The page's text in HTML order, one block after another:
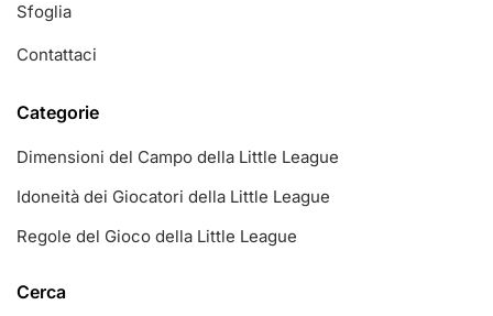
Sfoglia
Contattaci
Categorie
Dimensioni del Campo della Little League
Idoneità dei Giocatori della Little League
Regole del Gioco della Little League
Cerca